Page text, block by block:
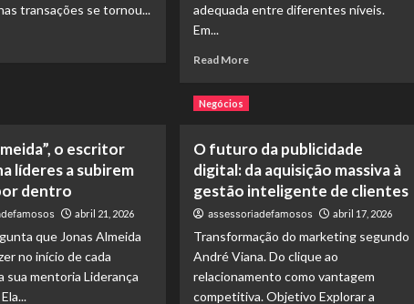
transações se tornou...
adequada entre diferentes níveis.
Em...
Read MoreRead
Acessibilidade
mobilidade
vertical
em
imóveis
planejados
para
todos
o escritor
líderes a subirem
dentro
abril 21, 2026
que Jonas Almeida
no início de cada
sua mentoria Liderança
Negócios
O futuro da publicidade
digital: da aquisição massiva à
gestão inteligente de clientes
assessoriadefamosos abril 17, 2026
Transformação do marketing segundo
André Viana. Do clique ao
relacionamento como vantagem
competitiva. Objetivo Explorar a